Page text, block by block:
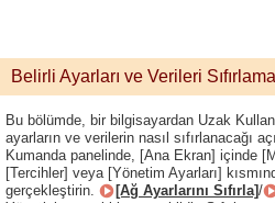
Belirli Ayarları ve Verileri Sıfırlama
Bu bölümde, bir bilgisayardan Uzak
ayarların ve verilerin nasıl sıfırlanacağı
Kumanda panelinde, [Ana Ekran] içinde
[Tercihler] veya [Yönetim Ayarları]
gerçekleştirin.
[Ağ Ayarlarını Sıfırla]/